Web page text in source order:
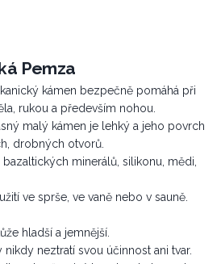
Pemza
kámen bezpečně pomáhá při
rukou a především nohou.
malý kámen je lehký a jeho povrch
drobných otvorů.
minerálů, silikonu, mědi,
ve sprše, ve vaně nebo v sauně.
hladší a jemnější.
neztratí svou účinnost ani tvar.